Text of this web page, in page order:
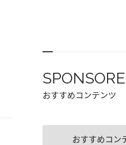
おすすめコンテンツ
おすすめコン